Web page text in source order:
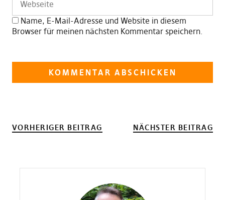
Name, E-Mail-Adresse und Website in diesem
Browser für meinen nächsten Kommentar speichern.
VORHERIGER BEITRAG NÄCHSTER BEITRAG